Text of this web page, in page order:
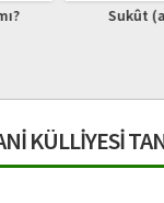
KÜLLİYESİ